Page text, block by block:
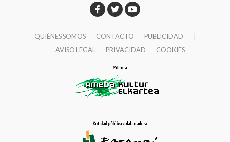
QUIÉNES SOMOS CONTACTO PUBLICIDAD
AVISO LEGAL
PRIVACIDAD COOKIES